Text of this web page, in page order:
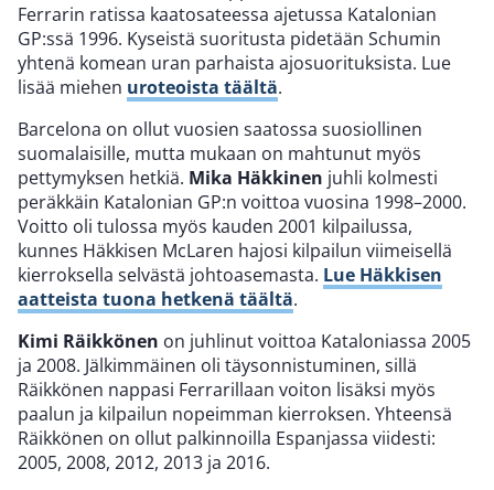
Ferrarin ratissa kaatosateessa ajetussa Katalonian
GP:ssä 1996. Kyseistä suoritusta pidetään Schumin
yhtenä komean uran parhaista ajosuorituksista. Lue
lisää miehen uroteoista täältä.
Barcelona on ollut vuosien saatossa suosiollinen
suomalaisille, mutta mukaan on mahtunut myös
pettymyksen hetkiä. Mika Häkkinen juhli kolmesti
peräkkäin Katalonian GP:n voittoa vuosina 1998–2000.
Voitto oli tulossa myös kauden 2001 kilpailussa,
kunnes Häkkisen McLaren hajosi kilpailun viimeisellä
kierroksella selvästä johtoasemasta. Lue Häkkisen
aatteista tuona hetkenä täältä.
Kimi Räikkönen on juhlinut voittoa Kataloniassa 2005
ja 2008. Jälkimmäinen oli täysonnistuminen, sillä
Räikkönen nappasi Ferrarillaan voiton lisäksi myös
paalun ja kilpailun nopeimman kierroksen. Yhteensä
Räikkönen on ollut palkinnoilla Espanjassa viidesti:
2005, 2008, 2012, 2013 ja 2016.